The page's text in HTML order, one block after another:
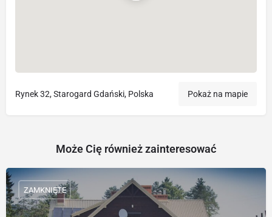
Rynek 32, Starogard Gdański, Polska Pokaż na mapie
Może Cię również zainteresować
ZAMKNIĘTE